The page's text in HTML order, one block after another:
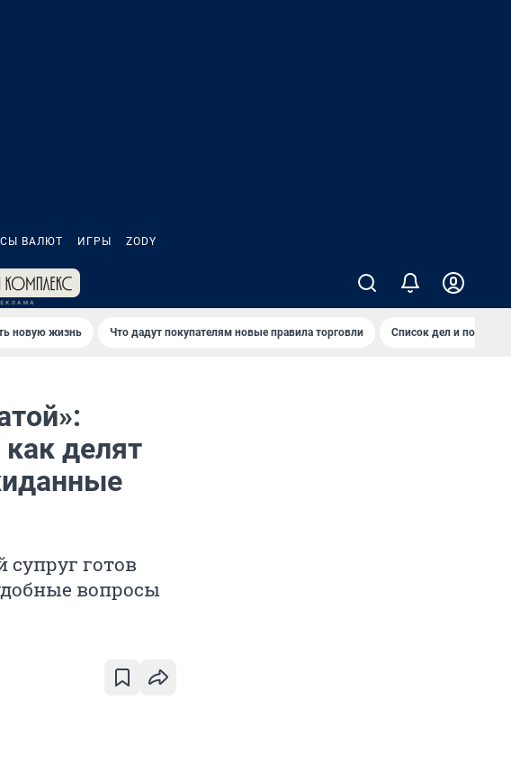
ВАЛЮТ ИГРЫ ZODY
новую жизнь Что дадут покупателям новые правила торговли Список дел и покупок
делят
готов
вопросы